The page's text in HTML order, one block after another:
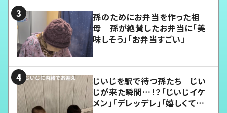
孫のためにお弁当を作った祖
母 孫が絶賛したお弁当に「美
味しそう」「お弁当すごい」
じいじを駅で待つ孫たち じい
じが来た瞬間…！？「じいじイケ
メン」「デレッデレ」「嬉しくて可